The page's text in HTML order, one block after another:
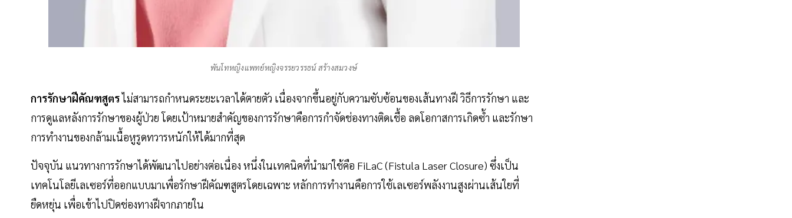
พันโทหญิงแพทย์หญิงจรรยวรรธน์ สร้างสมวงษ์
การรักษาฝีคัณฑสูตรไม่สามารถกำหนดระยะเวลาได้ตายตัว เนื่องจากขึ้นอยู่กับความซับซ้อนของเส้นทางฝี วิธีการรักษา และ
การดูแลหลังการรักษาของผู้ป่วย โดยเป้าหมายสำคัญของการรักษาคือการกำจัดช่องทางติดเชื้อ ลดโอกาสการเกิดซ้ำ และรักษา
การทำงานของกล้ามเนื้อหูรูดทวารหนักให้ได้มากที่สุด
ปัจจุบัน แนวทางการรักษาได้พัฒนาไปอย่างต่อเนื่อง หนึ่งในเทคนิคที่นำมาใช้คือ FiLaC (Fistula Laser Closure) ซึ่งเป็น
เทคโนโลยีเลเซอร์ที่ออกแบบมาเพื่อรักษาฝีคัณฑสูตรโดยเฉพาะ หลักการทำงานคือการใช้เลเซอร์พลังงานสูงผ่านเส้นใยที่
ยืดหยุ่น เพื่อเข้าไปปิดช่องทางฝีจากภายใน